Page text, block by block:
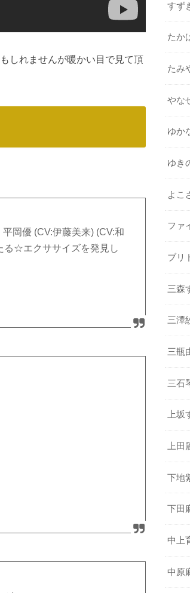
しれませんが暖かい目で見て頂
岡優 (CV:伊藤美来) (CV:和
る☆エクササイズを発見し
すず
たか
たみ
やな
ゆか
ゆき
よこ
ファ
ブリ
三森
三澤
三瓶
三石
上坂
上田
下地
下田
中上
中原